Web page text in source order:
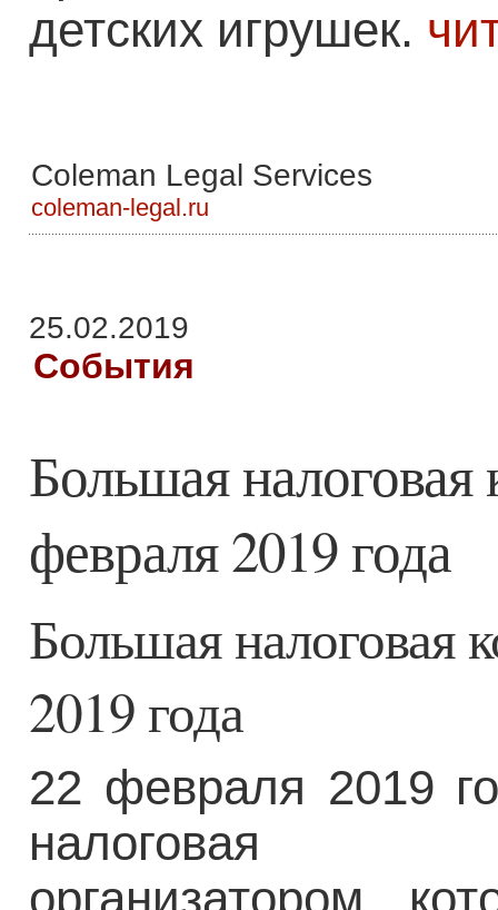
детских игрушек.
Coleman Legal Services
coleman-legal.ru
25.02.2019
События
Большая
февраля 2019 года
Большая налоговая
2019 года
22 февраля 2019
налоговая
организатором